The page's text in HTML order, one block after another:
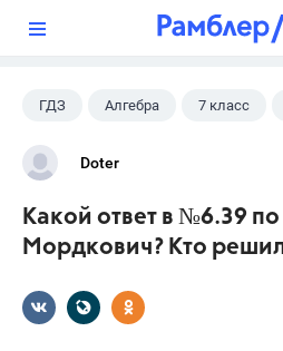
ГДЗ Алгебра 7 класс
Doter
Какой ответ в №6.39 по
Мордкович? Кто